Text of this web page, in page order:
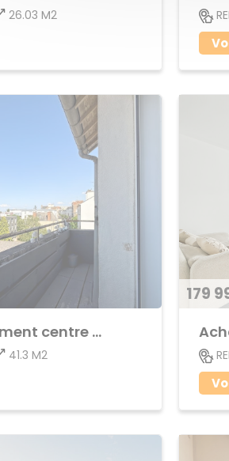
26.03 M2
Achat Appartement centre ville
41.3 M2
179